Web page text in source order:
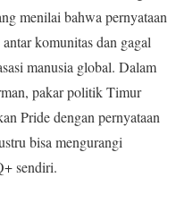
menilai bahwa pernyataan
komunitas dan gagal
manusia global. Dalam
pakar politik Timur
Pride dengan pernyataan
bisa mengurangi
sendiri.